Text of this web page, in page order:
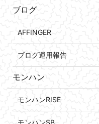
ブログ
AFFINGER
ブログ運用報告
モンハン
モンハンRISE
モンハンSB